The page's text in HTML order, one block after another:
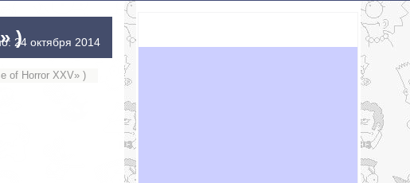
)
24 октября 2014
of Horror XXV» )